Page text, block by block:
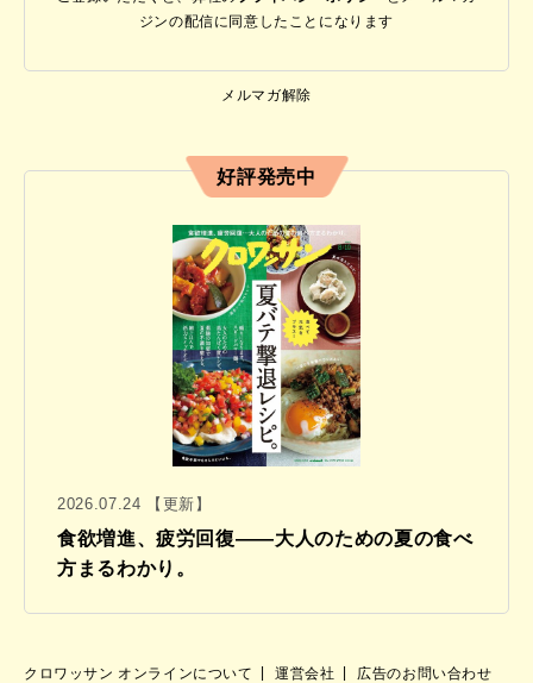
ジンの配信に同意したことになります
メルマガ解除
好評発売中
2026.07.24 【更新】
食欲増進、疲労回復——大人のための夏の食べ
方まるわかり。
クロワッサン オンラインについて 運営会社 広告のお問い合わせ